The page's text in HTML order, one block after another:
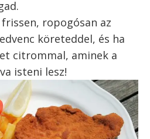
mert lehűl az olaj. Ennél
bele!
hamar megsülnek. Egy
3-4 perc alatt, két
perc alatt megsül. Elég
kb. 3 perc után.
neki, ha óvatosan egy